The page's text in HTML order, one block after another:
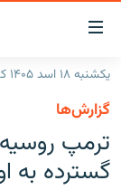
لینک‌های
قابل
دسترسی
بازگشت
متن
اصلی
بازگشت
افغانستانخبرها
یکشنبه ۱۸ اسد ۱۴۰۵ کابل ۰۴:۱۵
گزارش‌ها
ترمپ
گسترده به